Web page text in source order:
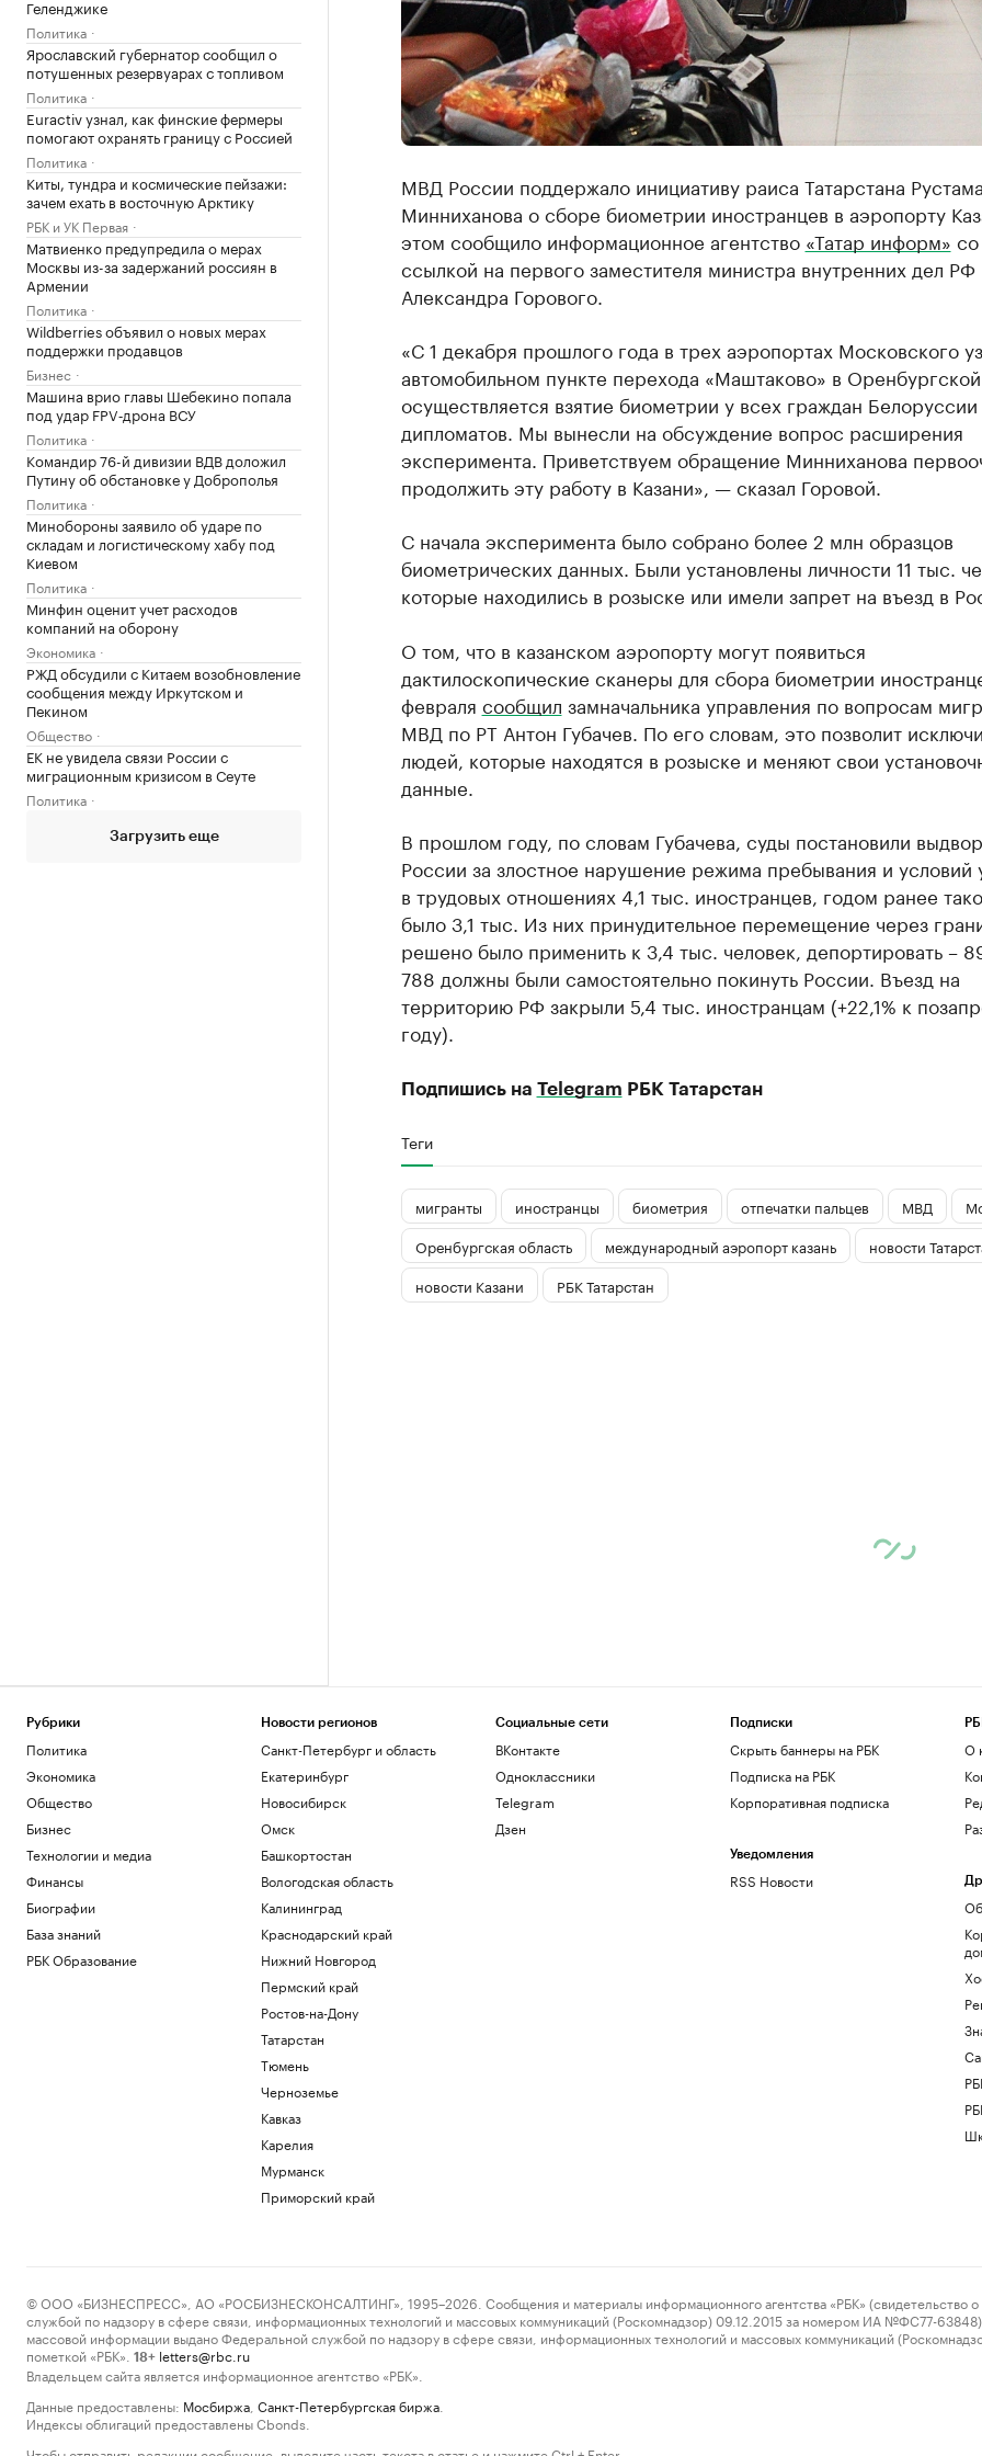
Геленджике
Политика
Ярославский губернатор сообщил о
потушенных резервуарах с топливом
Политика
Euractiv узнал, как финские фермеры
помогают охранять границу с Россией
Политика
Киты, тундра и космические пейзажи:
зачем ехать в восточную Арктику
РБК и УК Первая
Матвиенко предупредила о мерах
Москвы из-за задержаний россиян в
Армении
Политика
Wildberries объявил о новых мерах
поддержки продавцов
Бизнес
Машина врио главы Шебекино попала
под удар FPV‑дрона ВСУ
Политика
Командир 76-й дивизии ВДВ доложил
Путину об обстановке у Доброполья
Политика
Минобороны заявило об ударе по
складам и логистическому хабу под
Киевом
Политика
Минфин оценит учет расходов
компаний на оборону
Экономика
РЖД обсудили с Китаем возобновление
сообщения между Иркутском и
Пекином
Общество
ЕК не увидела связи России с
миграционным кризисом в Сеуте
Политика
Загрузить еще
МВД России поддержало инициативу раиса Татарстана Рустама
Минниханова о сборе биометрии иностранцев в аэропорту
этом сообщило информационное агентство «Татар информ» со
ссылкой на первого заместителя министра внутренних дел РФ
Александра Горового.
«С 1 декабря прошлого года в трех аэропортах Московского
автомобильном пункте перехода «Маштаково» в
осуществляется взятие биометрии у всех граждан Белоруссии
дипломатов. Мы вынесли на обсуждение вопрос расширения
эксперимента. Приветствуем обращение Минниханова
продолжить эту работу в Казани», — сказал Горовой.
С начала эксперимента было собрано более 2 млн образцов
биометрических данных. Были установлены личности 11 тыс.
которые находились в розыске или имели запрет на въезд в
О том, что в казанском аэропорту могут появиться
дактилоскопические сканеры для сбора биометрии
февраля сообщил замначальника управления по вопросам
МВД по РТ Антон Губачев. По его словам, это позволит
людей, которые находятся в розыске и меняют свои
данные.
В прошлом году, по словам Губачева, суды постановили
России за злостное нарушение режима пребывания и условий
в трудовых отношениях 4,1 тыс. иностранцев, годом ранее
было 3,1 тыс. Из них принудительное перемещение через
решено было применить к 3,4 тыс. человек, депортировать –
788 должны были самостоятельно покинуть России. Въезд на
территорию РФ закрыли 5,4 тыс. иностранцам (+22,1% к
году).
Подпишись на Telegram РБК Татарстан
Теги
мигранты иностранцы биометрия отпечатки пальцев МВД
Оренбургская область
международный аэропорт казань
новости
новости Казани
РБК Татарстан
Рубрики
Политика
Экономика
Общество
Бизнес
Технологии и медиа
Финансы
Биографии
База знаний
РБК Образование
Новости регионов
Санкт-Петербург и область
Екатеринбург
Новосибирск
Омск
Башкортостан
Вологодская область
Калининград
Краснодарский край
Нижний Новгород
Пермский край
Ростов-на-Дону
Татарстан
Тюмень
Черноземье
Кавказ
Карелия
Мурманск
Приморский край
Социальные сети
ВКонтакте
Одноклассники
Telegram
Дзен
Подписки
Скрыть баннеры на РБК
Подписка на РБК
Корпоративная подписка
Уведомления
RSS Новости
О
© ООО «БИЗНЕСПРЕСС», АО «РОСБИЗНЕСКОНСАЛТИНГ», 1995–2026. Сообщения и материалы информационного агентства «РБК» (свидетельство о
службой по надзору в сфере связи, информационных технологий и массовых коммуникаций (Роскомнадзор) 09.12.2015 за номером ИА №ФС77-63848)
массовой информации выдано Федеральной службой по надзору в сфере связи, информационных технологий и массовых коммуникаций
пометкой «РБК».
18+ letters@rbc.ru
Владельцем сайта является информационное агентство «РБК».
Данные предоставлены: Мосбиржа Санкт-Петербургская биржа
Индексы облигаций предоставлены Cbonds.